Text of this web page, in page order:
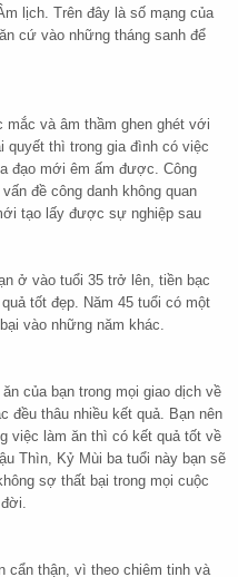
lịch. Trên đây là số mạng của
cứ vào những tháng sanh để
và âm thầm ghen ghét với
quyết thì trong gia đình có việc
đạo mới êm ấm được. Công
đề công danh không quan
tạo lấy được sự nghiệp sau
ở vào tuổi 35 trở lên, tiền bạc
tốt đẹp. Năm 45 tuổi có một
vào những năm khác.
của bạn trong mọi giao dịch về
đều thâu nhiều kết quả. Bạn nên
việc làm ăn thì có kết quả tốt về
Thìn, Kỷ Mùi ba tuổi này bạn sẽ
sợ thất bại trong mọi cuộc
cẩn thận, vì theo chiêm tinh và